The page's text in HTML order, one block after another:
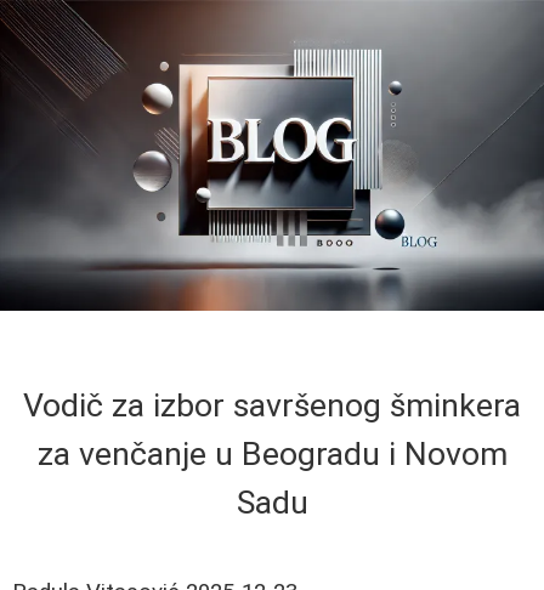
Vodič za izbor savršenog šminkera
za venčanje u Beogradu i Novom
Sadu